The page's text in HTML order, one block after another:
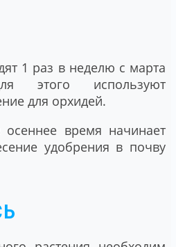
1 раз в неделю с марта
этого используют
для орхидей.
время начинает
удобрения в почву